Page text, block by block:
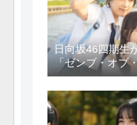
日向坂46四期生
「ゼンブ・オブ
で配信